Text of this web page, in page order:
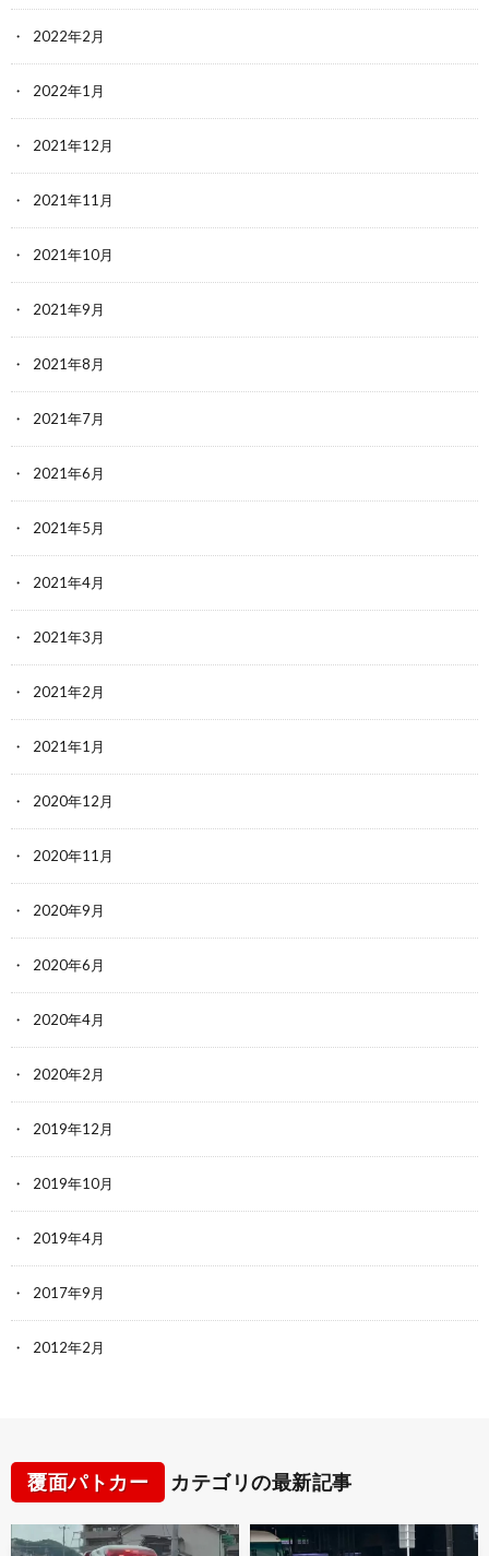
2022年2月
2022年1月
2021年12月
2021年11月
2021年10月
2021年9月
2021年8月
2021年7月
2021年6月
2021年5月
2021年4月
2021年3月
2021年2月
2021年1月
2020年12月
2020年11月
2020年9月
2020年6月
2020年4月
2020年2月
2019年12月
2019年10月
2019年4月
2017年9月
2012年2月
覆面パトカー カテゴリの最新記事